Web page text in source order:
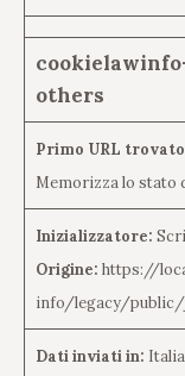
others
Primo URL
Memorizza lo stato
Inizializzatore:
Origine: https://
info/legacy/public/
Dati inviati in: